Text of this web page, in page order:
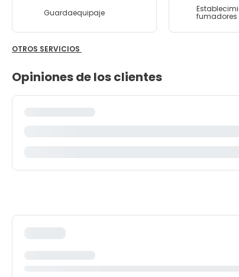
Guardaequipaje fumadores
OTROS SERVICIOS
Opiniones de los clientes